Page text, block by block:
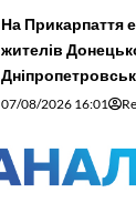
На Прикарпаття
жителів
07/08/2026 16:01